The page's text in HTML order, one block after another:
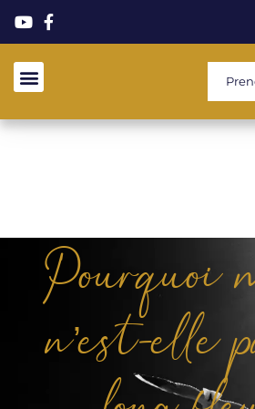
Pourquoi
n’est-elle